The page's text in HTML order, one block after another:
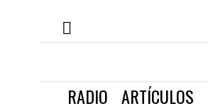
RADIO ARTÍCULOS